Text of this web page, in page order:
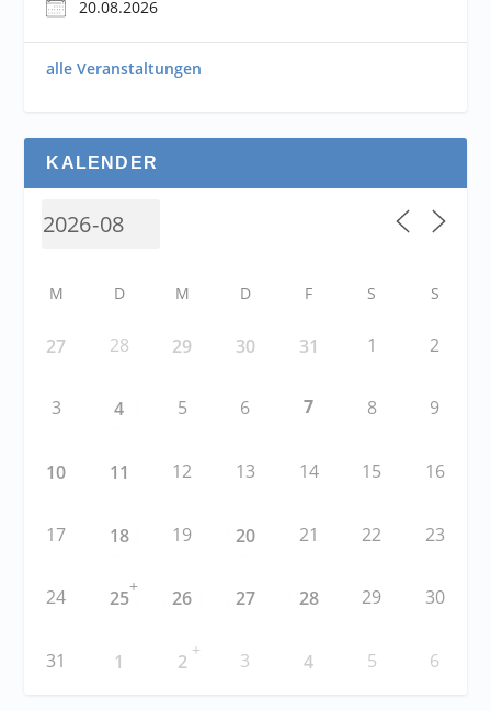
20.08.2026
alle Veranstaltungen
KALENDER
M D M D F S S
27 28 29 30 31 1 2
3 4 5 6 7 8 9
10 11 12 13 14 15 16
17 18 19 20 21 22 23
24 25
+
26 27 28 29 30
31 1 2
+ 3 4 5 6